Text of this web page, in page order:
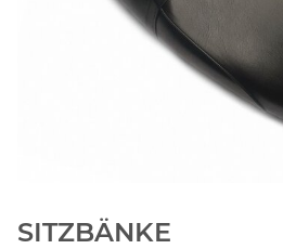
SITZBÄNKE